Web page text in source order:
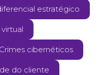
estratégico
Crimes cibernéticos
do cliente